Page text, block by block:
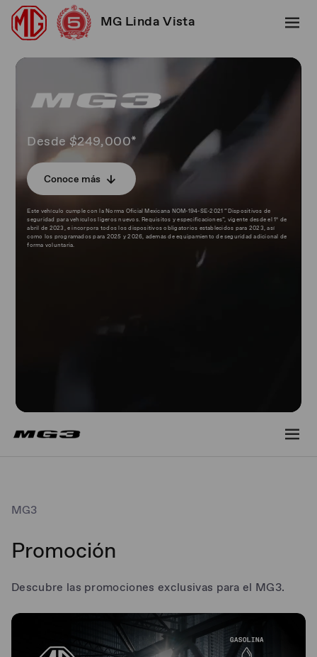
MG Linda Vista
Desde $249,000*
Conoce más
Este vehículo cumple con la Norma Oficial Mexicana NOM-194-SE-2021 “Dispositivos de
seguridad para vehículos ligeros nuevos. Requisitos y especificaciones”, vigente desde el 1º de
abril de 2023, e incorpora todos los dispositivos obligatorios establecidos para 2023, así
como los programados para 2025 y 2026, además de equipamiento de seguridad adicional de
forma voluntaria.
MG3
Promoción
Descubre las promociones exclusivas para el MG3.